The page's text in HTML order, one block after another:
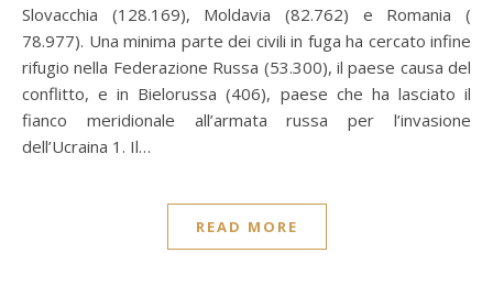
Slovacchia (128.169), Moldavia (82.762) e Romania (​​
78.977). Una minima parte dei civili in fuga ha cercato infine
rifugio nella Federazione Russa (53.300), il paese causa del
conflitto, e in Bielorussa (406), paese che ha lasciato il
fianco meridionale all’armata russa per l’invasione
dell’Ucraina 1. Il…
READ MORE